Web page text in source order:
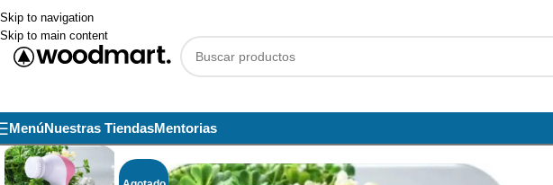
Skip to navigation
Skip to main content
MenúNuestras TiendasMentorias